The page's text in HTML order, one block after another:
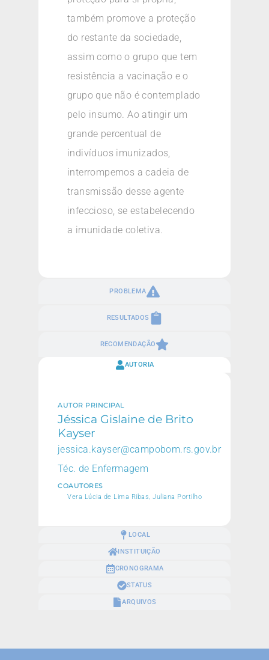
PROBLEMA
RESULTADOS
RECOMENDAÇÃO
também promove a proteção
do restante da sociedade,
assim como o grupo que tem
resistência a vacinação e o
grupo que não é contemplado
pelo insumo. Ao atingir um
grande percentual de
indivíduos imunizados,
interrompemos a cadeia de
transmissão desse agente
infeccioso, se estabelecendo
a imunidade coletiva.
AUTORIA
LOCAL
INSTITUIÇÃO
CRONOGRAMA
STATUS
ARQUIVOS
AUTOR PRINCIPAL
Jéssica Gislaine de Brito
Kayser
jessica.kayser@campobom.rs.gov.br
Téc. de Enfermagem
COAUTORES
Vera Lúcia de Lima Ribas, Juliana Portilho